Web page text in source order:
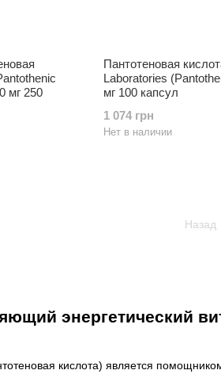
энергетический
кислота) является
мг 250
Пантотеновая
Laboratories
мг 100 капсул
1 074 грн
Нет в наличии
Назад